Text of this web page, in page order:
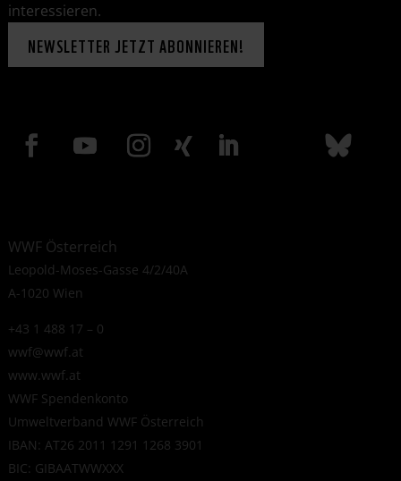
interessieren.
NEWSLETTER JETZT ABONNIEREN!
WWF Österreich
Leopold-Moses-Gasse 4/2/40A
A-1020 Wien
+43 1 488 17 – 0
wwf@wwf.at
www.wwf.at
WWF Spendenkonto
Umweltverband WWF Österreich
IBAN: AT26 2011 1291 1268 3901
BIC: GIBAATWWXXX